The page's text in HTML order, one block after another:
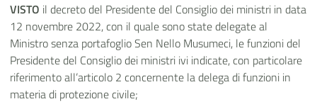
VISTO il decreto del Presidente del Consiglio dei ministri in data
12 novembre 2022, con il quale sono state delegate al
Ministro senza portafoglio Sen Nello Musumeci, le funzioni del
Presidente del Consiglio dei ministri ivi indicate, con particolare
riferimento all’articolo 2 concernente la delega di funzioni in
materia di protezione civile;